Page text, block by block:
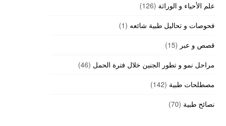
علم الأحياء و الوراثة (126)
فحوصات و تحاليل طبية شائعه (1)
قصص و عبر (15)
مراحل نمو و تطور الجنين خلال فترة الحمل (46)
مصطلحات طبية (142)
نصائح طبية (70)